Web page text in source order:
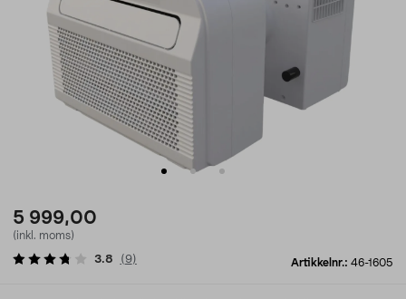
5 999,00
(inkl. moms)
Artikkelnr.: 46-1605
3.8 (9)